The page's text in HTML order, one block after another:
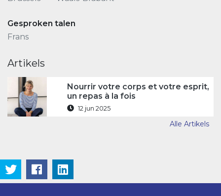
Gesproken talen
Frans
Artikels
Nourrir votre corps et votre esprit,
un repas à la fois
12 jun 2025
Alle Artikels